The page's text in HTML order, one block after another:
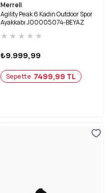
Merrell
Agility Peak 6 Kadın Outdoor Spor
Ayakkabı J00005074-BEYAZ
★ ★ ★ ★ ★
₺9.999,99
Sepette 7499,99 TL